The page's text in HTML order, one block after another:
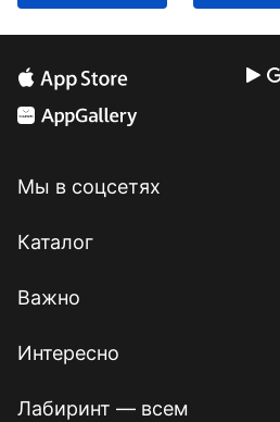
Мы в соцсетях
Каталог
Важно
Интересно
Лабиринт — всем